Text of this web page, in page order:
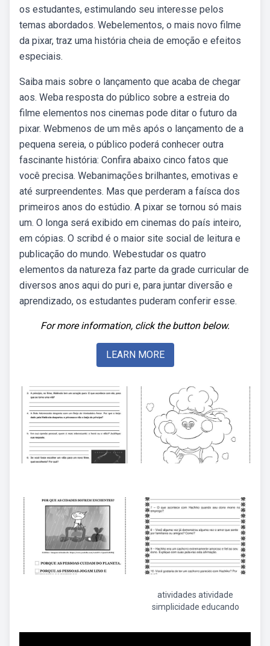
os estudantes, estimulando seu interesse pelos
temas abordados. Webelementos, o mais novo filme
da pixar, traz uma história cheia de emoção e efeitos
especiais.
Saiba mais sobre o lançamento que acaba de chegar
aos. Weba resposta do público sobre a estreia do
filme elementos nos cinemas pode ditar o futuro da
pixar. Webmenos de um mês após o lançamento de a
pequena sereia, o público poderá conhecer outra
fascinante história: Confira abaixo cinco fatos que
você precisa. Webanimações brilhantes, emotivas e
até surpreendentes. Mas que perderam a faísca dos
primeiros anos do estúdio. A pixar se tornou só mais
um. O longa será exibido em cinemas do país inteiro,
em cópias. O scribd é o maior site social de leitura e
publicação do mundo. Webestudar os quatro
elementos da natureza faz parte da grade curricular de
diversos anos aqui do puri e, para juntar diversão e
aprendizado, os estudantes puderam conferir esse.
For more information, click the button below.
LEARN MORE
atividades atividade
simplicidade educando